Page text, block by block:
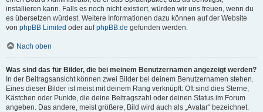
installieren kann. Falls es noch nicht existiert, würden wir uns freuen, wenn du
es übersetzen würdest. Weitere Informationen dazu können auf der Website
von phpBB Limited oder aufphpBB.de gefunden werden.
Nach oben
Was sind das für Bilder, die bei meinem Benutzernamen angezeigt werden?
In der Beitragsansicht können zwei Bilder bei deinem Benutzernamen stehen.
Eines dieser Bilder ist meist mit deinem Rang verknüpft: Oft sind dies Sterne,
Kästchen oder Punkte, die deine Beitragszahl oder deinen Status im Forum
angeben. Das andere, meist größere, Bild wird auch als „Avatar“ bezeichnet.